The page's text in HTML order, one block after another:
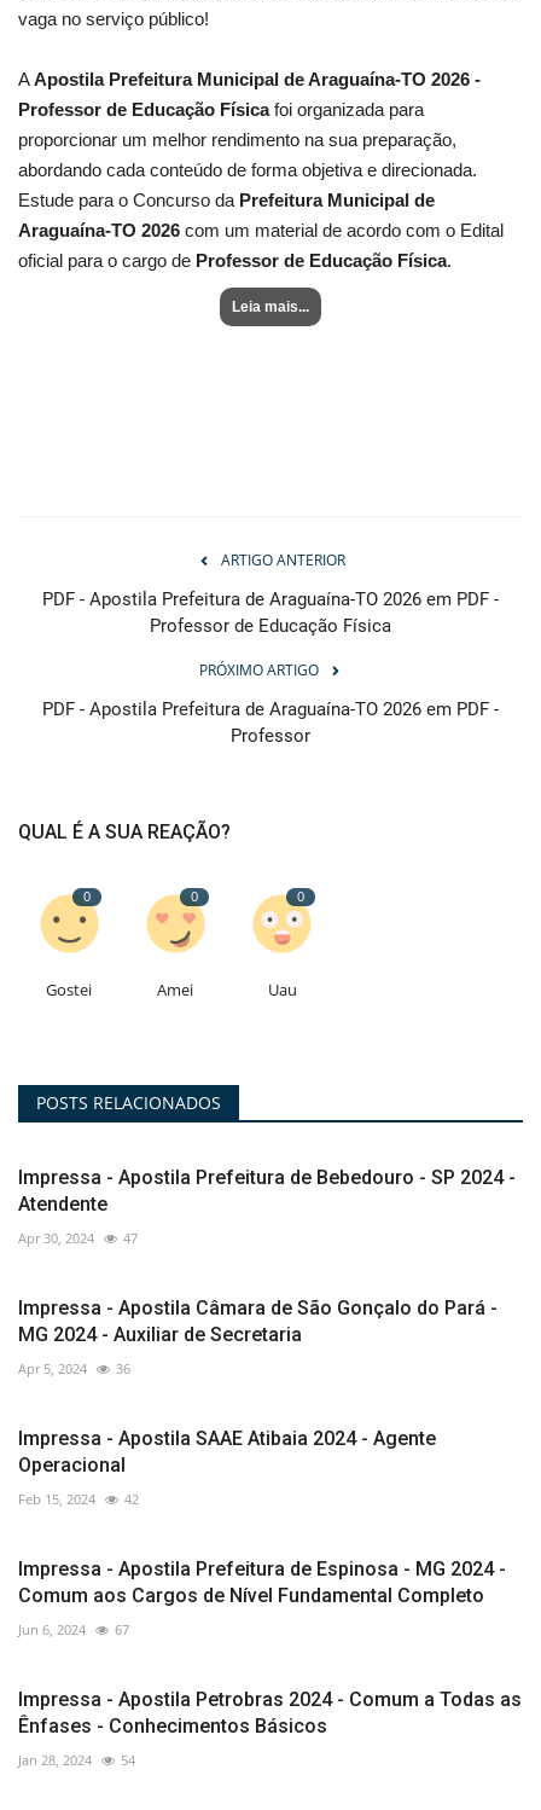
vaga no serviço público!
AApostila Prefeitura Municipal de Araguaína-TO 2026 -
Professor de Educação Físicafoi organizada para
proporcionar um melhor rendimento na sua preparação,
abordando cada conteúdo de forma objetiva e direcionada.
Estude para o Concurso da Prefeitura Municipal de
Araguaína-TO 2026 com um material de acordo com o Edital
oficial para o cargo de Professor de Educação Física.
Leia mais...
ARTIGO ANTERIOR
PDF - Apostila Prefeitura de Araguaína-TO 2026 em PDF -
Professor de Educação Física
PRÓXIMO ARTIGO
PDF - Apostila Prefeitura de Araguaína-TO 2026 em PDF -
Professor
QUAL É A SUA REAÇÃO?
0
Gostei
0
Amei
0
Uau
POSTS RELACIONADOS
Impressa - Apostila Prefeitura de Bebedouro - SP 2024 -
Atendente
Apr 30, 2024 47
Impressa - Apostila Câmara de São Gonçalo do Pará -
MG 2024 - Auxiliar de Secretaria
Apr 5, 2024 36
Impressa - Apostila SAAE Atibaia 2024 - Agente
Operacional
Feb 15, 2024 42
Impressa - Apostila Prefeitura de Espinosa - MG 2024 -
Comum aos Cargos de Nível Fundamental Completo
Jun 6, 2024 67
Impressa - Apostila Petrobras 2024 - Comum a Todas as
Ênfases - Conhecimentos Básicos
Jan 28, 2024 54